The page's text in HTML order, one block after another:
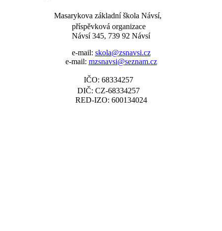
Masarykova základní škola Návsí,
příspěvková organizace
Návsí 345, 739 92 Návsí
e-mail: skola@zsnavsi.cz
e-mail: mzsnavsi@seznam.cz
IČO: 68334257
DIČ: CZ-68334257
RED-IZO: 600134024